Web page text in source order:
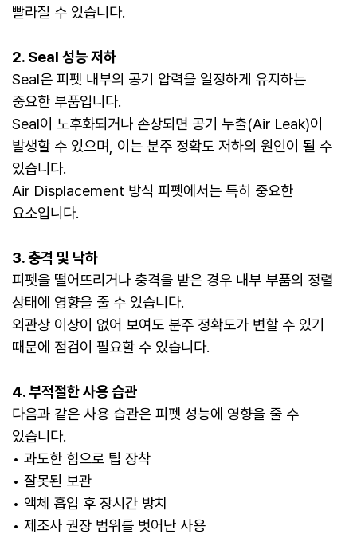
빨라질 수 있습니다.
2. Seal 성능 저하
Seal은 피펫 내부의 공기 압력을 일정하게 유지하는
중요한 부품입니다.
Seal이 노후화되거나 손상되면 공기 누출(Air Leak)이
발생할 수 있으며, 이는 분주 정확도 저하의 원인이 될 수
있습니다.
Air Displacement 방식 피펫에서는 특히 중요한
요소입니다.
3. 충격 및 낙하
피펫을 떨어뜨리거나 충격을 받은 경우 내부 부품의 정렬
상태에 영향을 줄 수 있습니다.
외관상 이상이 없어 보여도 분주 정확도가 변할 수 있기
때문에 점검이 필요할 수 있습니다.
4. 부적절한 사용 습관
다음과 같은 사용 습관은 피펫 성능에 영향을 줄 수
있습니다.
• 과도한 힘으로 팁 장착
• 잘못된 보관
• 액체 흡입 후 장시간 방치
• 제조사 권장 범위를 벗어난 사용